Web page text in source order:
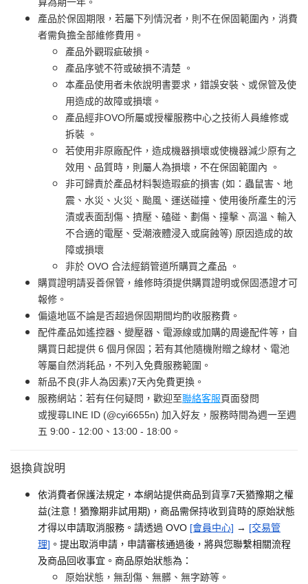
產品於保固期限，若屬下列情況者，則不在保固範圍內，消費
者需負擔全部維修費用。
產品外觀瑕疵破損。
產品序號不符或破損不清楚 。
本產品使用者未依說明書要求，錯誤安裝、或保管及使
用造成的故障或損壞。
產品經非OVO所屬或授權服務中心之技術人員維修或
拆裝 。
若使用非原廠配件，造成機器損壞或使機器減少原有之
效用、品質時，則屬人為損壞，不在保固範圍內 。
非可歸責於產品材料製造瑕疵的損害 (如：蟲鼠害、地
震、水災、火災、颱風、運送碰撞、使用後所產生的污
漬或表面刮傷、擠壓、磕碰、劃傷、撞擊、高溫、輸入
不合適的電壓、受潮液體浸入或腐蝕等) 原因造成的故
障或損壞
非於 OVO 合法經銷管道所購買之產品 。
購買證明請妥善保管，維修時須提供購買證明或保固憑證才可
報修。
偏遠地區不論是否超過保固期間均酌收服務費。
配件產品如遙控器、變壓器、電源線或加購的周邊配件等，自
購買日起提供 6 個月保固；若有其他隨機附贈之線材、電池
等屬自然消耗品，不列入免費服務範圍。
新品不良(非人為因素)7天內免費更換。
服務網站：若有任何疑問，歡迎至聯絡客服頁面發問
或搜尋LINE ID (@cyi6655n) 加入好友，服務時間為週一至週
五 9:00 - 12:00、13:00 - 18:00。
退換貨說明
依消費者保護法規定，本網站提供商品到貨享7天猶豫期之權
益(注意！猶豫期非試用期)，商品需保持收到貨時的原始狀態
才得以申請取消服務。請透過 OVO [會員中心] → [交易管
理] 。提出取消申請，申請審核通過後，將與您聯繫相關流程
及商品回收事宜。商品原始狀態為：
原始狀態，無刮傷、無髒、無字跡等。